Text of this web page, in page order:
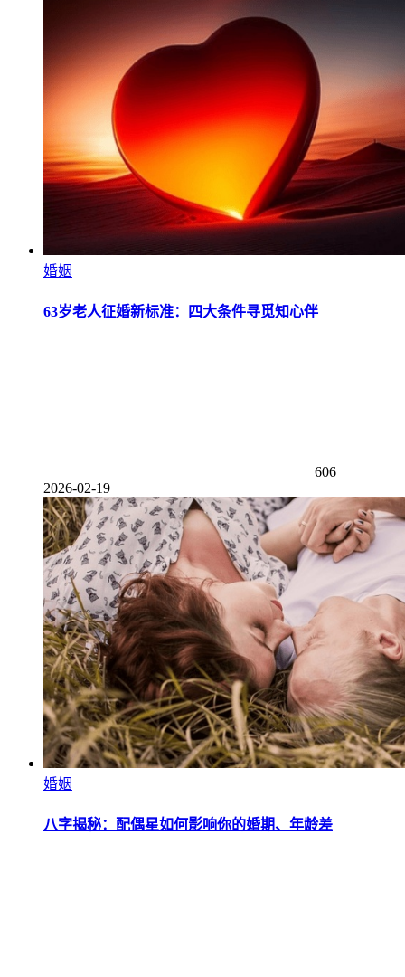
婚姻
63岁老人征婚新标准：四大条件寻觅知心伴
606
2026-02-19
婚姻
八字揭秘：配偶星如何影响你的婚期、年龄差